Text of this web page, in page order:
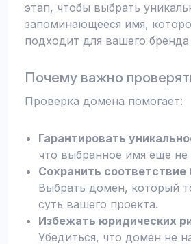
этап, чтобы выбрать
запоминающееся имя,
подходит для вашего бренда
Почему важно
Проверка домена помогает:
Гарантировать
что выбранное имя еще не
Сохранить соответствие
Выбрать домен, который
суть вашего проекта.
Избежать юридических
Убедиться, что домен не